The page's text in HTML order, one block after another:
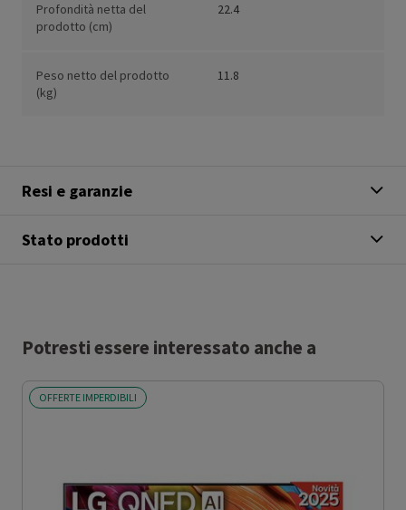
Profondità netta del
prodotto (cm)
22.4
Peso netto del prodotto
(kg)
11.8
Resi e garanzie
Stato prodotti
Potresti essere interessato anche a
OFFERTE IMPERDIBILI